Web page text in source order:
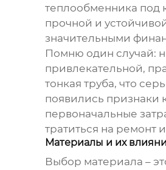
теплообменника под
прочной и
значительными
Помню один случай:
привлекательной,
тонкая труба, что
появились признаки
первоначальные
тратиться на ремонт
Материалы и их
Выбор материала –